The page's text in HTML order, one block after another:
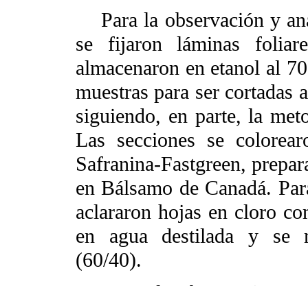
Para la observación y
se fijaron láminas
almacenaron en etanol al
muestras para ser
siguiendo, en parte, la
Las secciones se
Safranina-Fastgreen,
en Bálsamo de Canadá.
aclararon hojas en cloro
en agua destilada y se
(60/40).